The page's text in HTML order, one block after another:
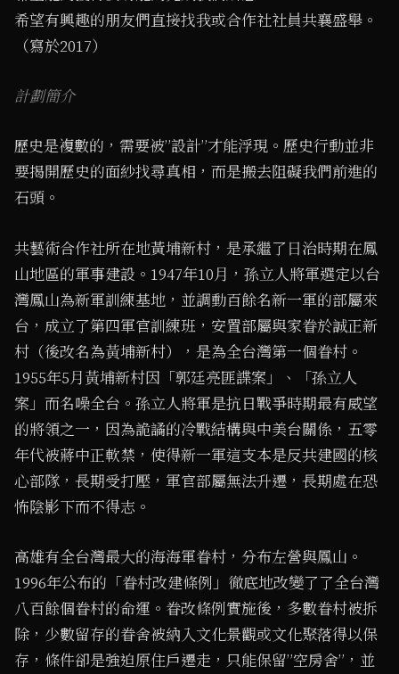
希望有興趣的朋友們直接找我或合作社社員共襄盛舉。
（寫於2017）
計劃簡介
歷史是複數的，需要被”設計”才能浮現。歷史行動並非
要揭開歷史的面紗找尋真相，而是搬去阻礙我們前進的
石頭。
共藝術合作社所在地黃埔新村，是承繼了⽇治時期在鳳
山地區的軍事建設。1947年10⽉，孫⽴⼈將軍選定以台
灣鳳山為新軍訓練基地，並調動百餘名新⼀軍的部屬來
台，成⽴了第四軍官訓練班，安置部屬與家眷於誠正新
村（後改名為⿈埔新村），是為全台灣第⼀個眷村。
1955年5⽉⿈埔新村因「郭廷亮匪諜案」、「孫⽴⼈
案」而名噪全台。孫立人將軍是抗日戰爭時期最有威望
的將領之一，因為詭譎的冷戰結構與中美台關係，五零
年代被蔣中正軟禁，使得新一軍這支本是反共建國的核
心部隊，長期受打壓，軍官部屬無法升遷，長期處在恐
怖陰影下而不得志。
高雄有全台灣最⼤的海海軍眷村，分布左營與鳳山。
1996年公布的「眷村改建條例」徹底地改變了了全台灣
八百餘個眷村的命運。眷改條例實施後，多數眷村被拆
除，少數留存的眷舍被納入文化景觀或文化聚落得以保
存，條件卻是強迫原住戶遷走，只能保留”空房舍”，並